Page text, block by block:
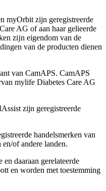
myOrbit zijn geregistreerde
AG of aan haar gelieerde
zĳn eigendom van de
van de producten dienen
van CamAPS. CamAPS
mylife Diabetes Care AG
zijn geregistreerde
handelsmerken van
of andere landen.
daaraan gerelateerde
en worden met toestemming